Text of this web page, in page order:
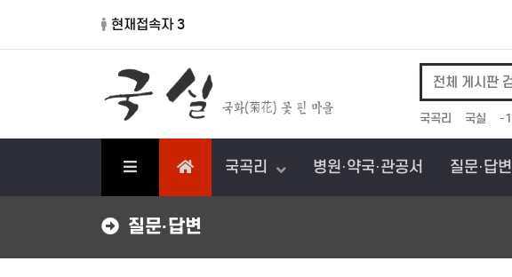
현재접속자 3
인기검색어
국곡리 국실 -1
국곡리 병원·약국·관공서 질문·답변
질문·답변